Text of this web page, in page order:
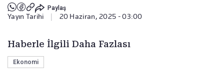
Paylaş
Yayın Tarihi 20 Haziran, 2025 - 03:00
Haberle İlgili Daha Fazlası
Ekonomi